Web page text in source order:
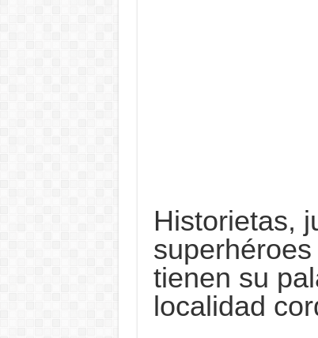
Historietas,
tienen su
localidad